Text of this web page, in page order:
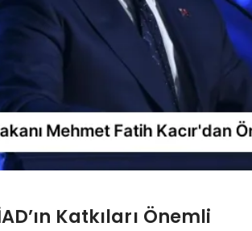
Katkıları Önemli